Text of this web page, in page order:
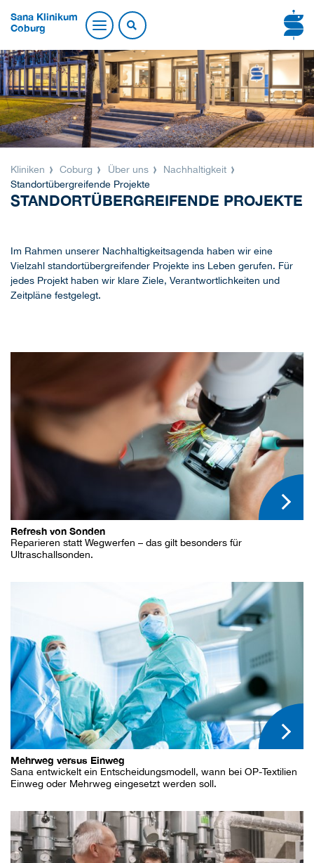
Sana Klinikum
Coburg
Kliniken Coburg Über uns
Nachhaltigkeit
Standortübergreifende Projekte
STANDORTÜBERGREIFENDE PROJEKTE
Im Rahmen unserer Nachhaltigkeitsagenda haben wir eine
Vielzahl standortübergreifender Projekte ins Leben gerufen. Für
jedes Projekt haben wir klare Ziele, Verantwortlichkeiten und
Zeitpläne festgelegt.
Refresh von Sonden
Reparieren statt Wegwerfen – das gilt besonders für
Ultraschallsonden.
Mehrweg versus Einweg
Sana entwickelt ein Entscheidungsmodell, wann bei OP-Textilien
Einweg oder Mehrweg eingesetzt werden soll.